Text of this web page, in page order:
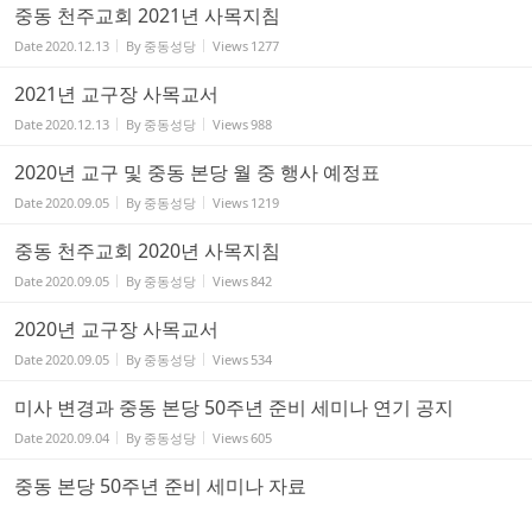
중동 천주교회 2021년 사목지침
Date2020.12.13 By 중동성당 Views 1277
2021년 교구장 사목교서
Date2020.12.13 By 중동성당 Views988
2020년 교구 및 중동 본당 월 중 행사 예정표
Date2020.09.05 By 중동성당 Views 1219
중동 천주교회 2020년 사목지침
Date2020.09.05 By 중동성당 Views842
2020년 교구장 사목교서
Date2020.09.05 By 중동성당 Views 534
미사 변경과 중동 본당 50주년 준비 세미나 연기 공지
Date2020.09.04 By 중동성당 Views605
중동 본당 50주년 준비 세미나 자료